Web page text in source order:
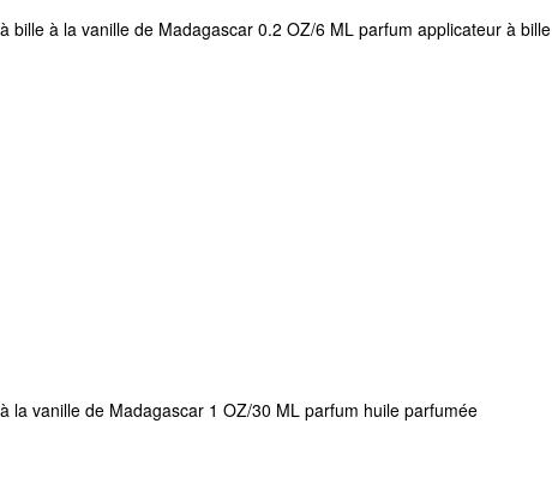
bille à la vanille de Madagascar 0.2 OZ/6 ML parfum applicateur à bille
la vanille de Madagascar 1 OZ/30 ML parfum huile parfumée